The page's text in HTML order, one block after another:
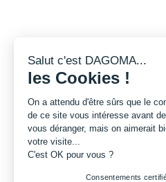
Salut c'est DAGOMA...
les Cookies !
On a attendu d'être sûrs que le
de ce site vous intéresse avant de
vous déranger, mais on aimerait
votre visite...
C'est OK pour vous ?
Consentements